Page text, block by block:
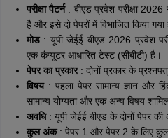
परीक्षा पैटर्न: बीएड प्रवेश परीक्षा 2026
है और इसे दो पेपरों में विभाजित किया गया
मोड: यूपी जेईई बीएड 2026 प्रवेश
एक कंप्यूटर आधारित टेस्ट (सीबीटी) है।
पेपर का प्रकार : दोनों प्रकार के
विषय: पहला पेपर सामान्य ज्ञान और
सामान्य योग्यता और एक अन्य विषय शामिल
अवधि: यूपी जेईई बीएड के दोनों पेपर की
कुल अंक: पेपर 1 और पेपर 2 के लिए